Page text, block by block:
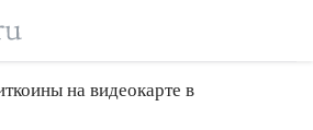
на видеокарте в